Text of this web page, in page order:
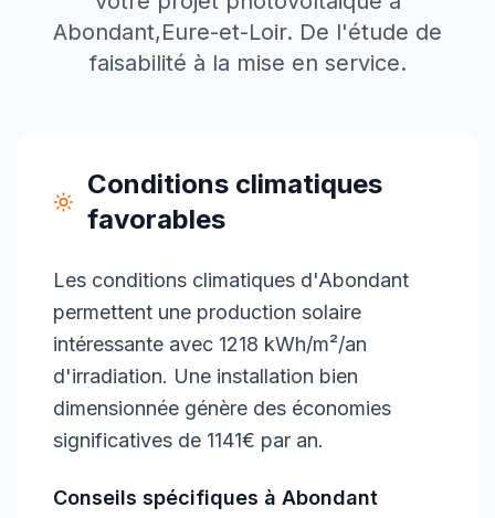
Abondant,Eure-et-Loir. De l'étude de
faisabilité à la mise en service.
Conditions climatiques
favorables
Les conditions climatiques d'Abondant
permettent une production solaire
intéressante avec 1218 kWh/m²/an
d'irradiation. Une installation bien
dimensionnée génère des économies
significatives de 1141€ par an.
Conseils spécifiques à Abondant